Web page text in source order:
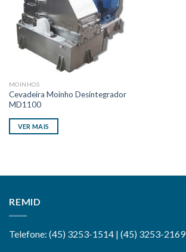
MOINHOS
Cevadeira Moinho Desintegrador
MD1100
VER MAIS
REMID
Telefone: (45) 3253-1514 | (45) 3253-2169